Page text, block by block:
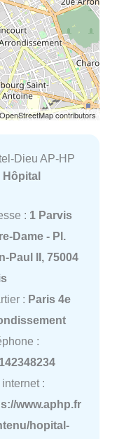
contributors
Dieu AP-HP
Hôpital
: 1 Parvis
Dame - Pl.
Paul II, 75004
: Paris 4e
:
:
www.aphp.fr
hopital-